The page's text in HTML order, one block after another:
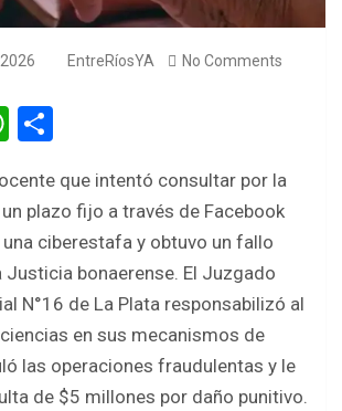
EntreRíosYA No Comments
W
at
s
A
p
p
ar
e
que intentó consultar por la
plazo fijo a través de Facebook
ciberestafa y obtuvo un fallo
Justicia bonaerense. El Juzgado
N°16 de La Plata responsabilizó al
en sus mecanismos de
las operaciones fraudulentas y le
de $5 millones por daño punitivo.